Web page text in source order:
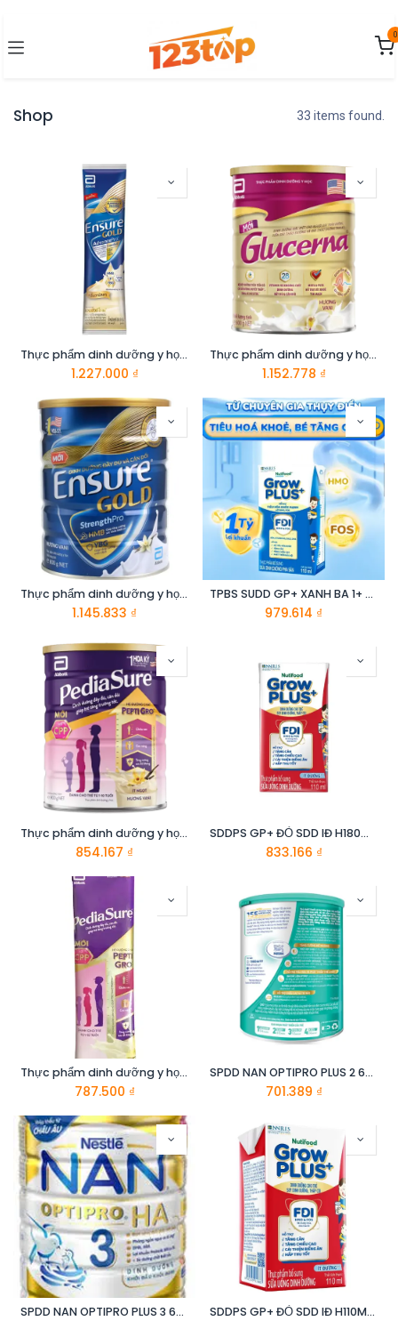
0
Shop 33 items found.
Thực phẩm dinh dưỡng y học: Ensure Gold 60.6g
1.227.000 ₫
Thực phẩm dinh dưỡng y học Glucerna hương vani 800g
1.152.778 ₫
Thực phẩm dinh dưỡng y học : Ensure Gold 800g
1.145.833 ₫
TPBS SUDD GP+ XANH BA 1+ H110MLX48
979.614 ₫
Thực phẩm dinh dưỡng y học cho trẻ 1-10 tuổi: Pediasure hương vani 800g
854.167 ₫
SDDPS GP+ ĐỎ SDD IĐ H180MLX48_DCM
833.166 ₫
Thực phẩm dinh dưỡng y học cho trẻ 1-10 tuổi : Pediasure hương vani 48.6g
787.500 ₫
SPDD NAN OPTIPRO PLUS 2 6X800G
701.389 ₫
SPDD NAN OPTIPRO PLUS 3 6X800G SDDPS GP+ ĐỎ SDD IĐ H110MLX48_DCM